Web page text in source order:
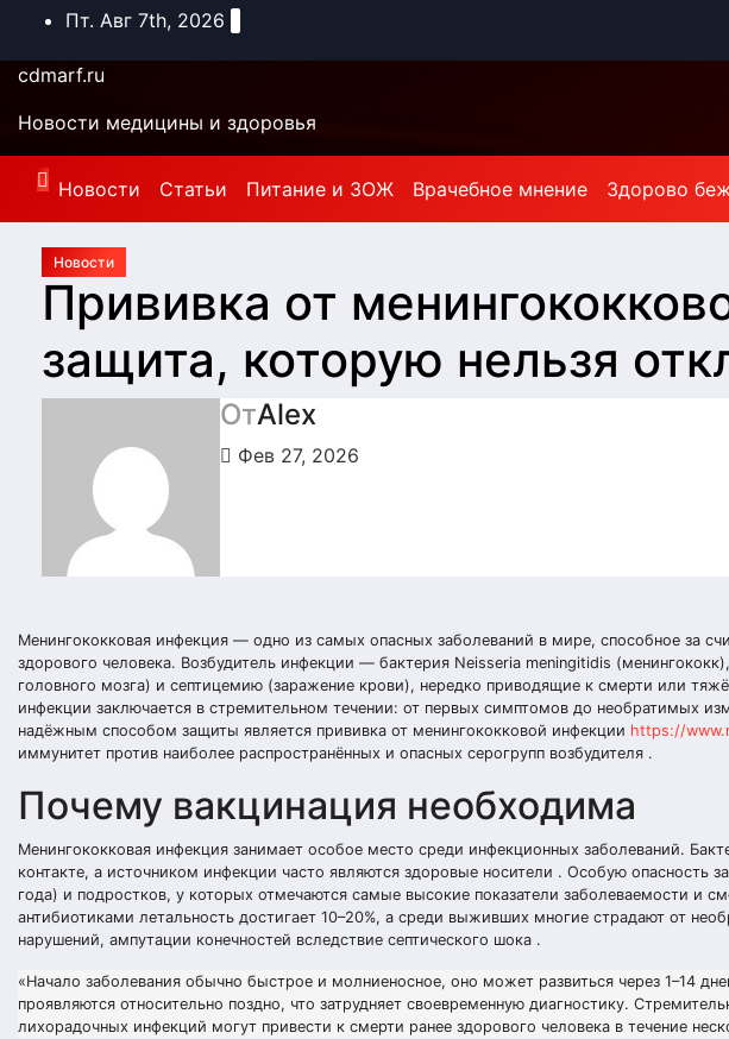
Перейти
содержимому
Пт. Авг 7th, 2026
cdmarf.ru
Новости медицины и здоровья
Новости Статьи Питание и ЗОЖ Врачебное мнение Здорово
Новости
Прививка от
защита, которую нельзя
ОтAlex
Фев 27, 2026
Менингококковая инфекция — одно из самых опасных заболеваний в мире, способное за
здорового человека. Возбудитель инфекции — бактерия Neisseria meningitidis
головного мозга) и септицемию (заражение крови), нередко приводящие к смерти или
инфекции заключается в стремительном течении: от первых симптомов до необратимых
надёжным способом защиты является прививка от менингококковой инфекции https://
иммунитет против наиболее распространённых и опасных серогрупп возбудителя .
Почему вакцинация необходима
Менингококковая инфекция занимает особое место среди инфекционных заболеваний.
контакте, а источником инфекции часто являются здоровые носители . Особую опасность
года) и подростков, у которых отмечаются самые высокие показатели заболеваемости и
антибиотиками летальность достигает 10–20%, а среди выживших многие страдают от
нарушений, ампутации конечностей вследствие септического шока .
«Начало заболевания обычно быстрое и молниеносное, оно может развиться через 1–14
проявляются относительно поздно, что затрудняет своевременную диагностику.
лихорадочных инфекций могут привести к смерти ранее здорового человека в течение